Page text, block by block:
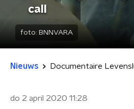
call
foto: BNNVARA
Nieuws
do 2 april 2020 11:28